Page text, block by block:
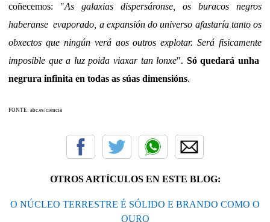
coñecemos: "As galaxias dispersáronse, os buracos negros
haberanse evaporado, a expansión do universo afastaría tanto os
obxectos que ningún verá aos outros explotar. Será fisicamente
imposible que a luz poida viaxar tan lonxe". Só quedará unha
negrura infinita en todas as súas dimensións.
FONTE: abc.es/ciencia
OTROS ARTÍCULOS EN ESTE BLOG:
O NÚCLEO TERRESTRE É SÓLIDO E BRANDO COMO O
OURO